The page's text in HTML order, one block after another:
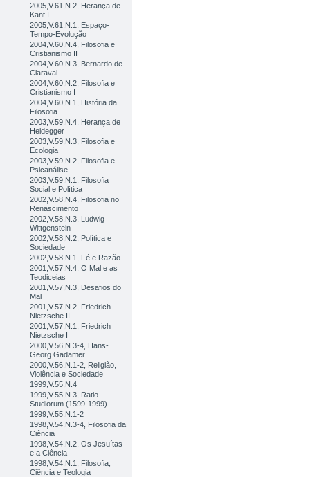
2005,V.61,N.2, Herança de
Kant I
2005,V.61,N.1, Espaço-
Tempo-Evolução
2004,V.60,N.4, Filosofia e
Cristianismo II
2004,V.60,N.3, Bernardo de
Claraval
2004,V.60,N.2, Filosofia e
Cristianismo I
2004,V.60,N.1, História da
Filosofia
2003,V.59,N.4, Herança de
Heidegger
2003,V.59,N.3, Filosofia e
Ecologia
2003,V.59,N.2, Filosofia e
Psicanálise
2003,V.59,N.1, Filosofia
Social e Política
2002,V.58,N.4, Filosofia no
Renascimento
2002,V.58,N.3, Ludwig
Wittgenstein
2002,V.58,N.2, Política e
Sociedade
2002,V.58,N.1, Fé e Razão
2001,V.57,N.4, O Mal e as
Teodiceias
2001,V.57,N.3, Desafios do
Mal
2001,V.57,N.2, Friedrich
Nietzsche II
2001,V.57,N.1, Friedrich
Nietzsche I
2000,V.56,N.3-4, Hans-
Georg Gadamer
2000,V.56,N.1-2, Religião,
Violência e Sociedade
1999,V.55,N.4
1999,V.55,N.3, Ratio
Studiorum (1599-1999)
1999,V.55,N.1-2
1998,V.54,N.3-4, Filosofia da
Ciência
1998,V.54,N.2, Os Jesuítas
e a Ciência
1998,V.54,N.1, Filosofia,
Ciência e Teologia